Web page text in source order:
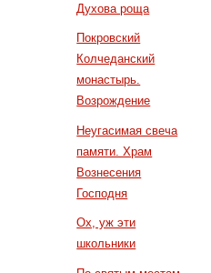
Духова роща
Покровский
Колчеданский
монастырь.
Возрождение
Неугасимая свеча
памяти. Храм
Вознесения
Господня
Ох, уж эти
школьники